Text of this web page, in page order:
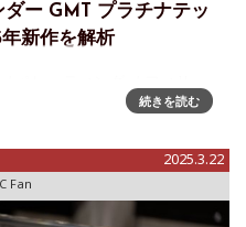
ー GMT プラチナテッ
新作を解析
ジェローム・カヴァディーニ
ノロジー、そして新素材の
積極
続きを読む
2025.3.22
Fan